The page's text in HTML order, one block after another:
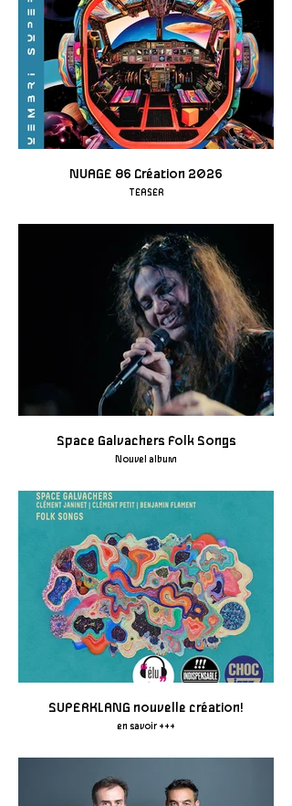
NUAGE 86 Création 2026
TEASER
Space Galvachers Folk Songs
Nouvel album
SUPERKLANG nouvelle création!
en savoir +++